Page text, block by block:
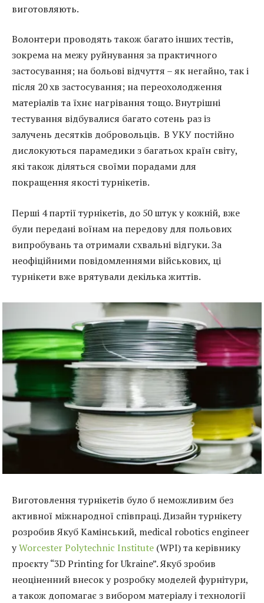
виготовляють.
Волонтери проводять також багато інших тестів,
зокрема на межу руйнування за практичного
застосування; на больові відчуття – як негайно, так і
після 20 хв застосування; на переохолодження
матеріалів та їхнє нагрівання тощо. Внутрішні
тестування відбувалися багато сотень раз із
залучень десятків добровольців. В УКУ постійно
дислокуються парамедики з багатьох країн світу,
які також діляться своїми порадами для
покращення якості турнікетів.
Перші 4 партії турнікетів, до 50 штук у кожній, вже
були передані воїнам на передову для польових
випробувань та отримали схвальні відгуки. За
неофіційними повідомленнями військових, ці
турнікети вже врятували декілька життів.
Виготовлення турнікетів було б неможливим без
активної міжнародної співпраці. Дизайн турнікету
розробив Якуб Камінський, medical robotics engineer
уWorcester Polytechnic Institute (WPI) та керівнику
проєкту “3D Printing for Ukraine”. Якуб зробив
неоціненний внесок у розробку моделей фурнітури,
а також допомагає з вибором матеріалу і технології